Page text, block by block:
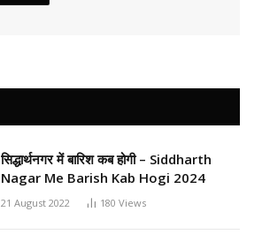
सिद्धार्थनगर में बारिश कब होगी – Siddharth
Nagar Me Barish Kab Hogi 2024
21 August 2022 180 Views